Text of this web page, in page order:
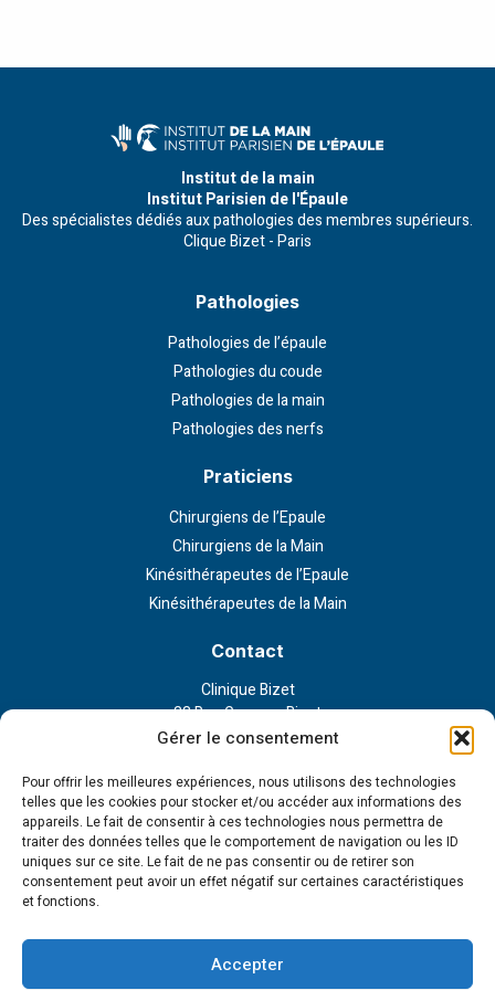
Gérer le consentement
Pour offrir les meilleures expériences, nous utilisons des technologies
telles que les cookies pour stocker et/ou accéder aux informations des
appareils. Le fait de consentir à ces technologies nous permettra de
traiter des données telles que le comportement de navigation ou les ID
uniques sur ce site. Le fait de ne pas consentir ou de retirer son
consentement peut avoir un effet négatif sur certaines caractéristiques
et fonctions.
Accepter
Institut de la main
Institut Parisien de l'Épaule
Des spécialistes dédiés aux pathologies des membres supérieurs.
Clique Bizet - Paris
Pathologies
Pathologies de l’épaule
Pathologies du coude
Pathologies de la main
Pathologies des nerfs
Praticiens
Chirurgiens de l’Epaule
Chirurgiens de la Main
Kinésithérapeutes de l’Epaule
Kinésithérapeutes de la Main
Contact
Clinique Bizet
23 Rue Georges Bizet
75116 Paris
Liens externe
Politique de confidentialité
Politique en matière de cookies
Tous droits réservés - 2023 © Institut de la main et l'épaule